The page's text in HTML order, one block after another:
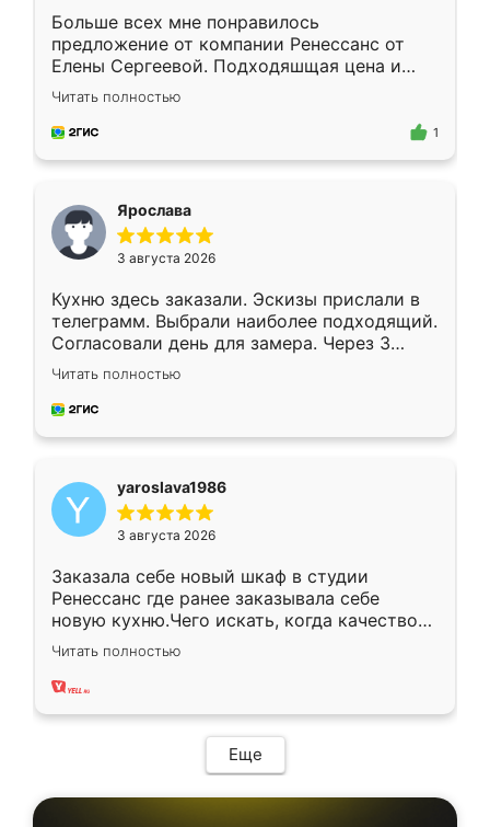
Больше всех мне понравилось
предложение от компании Ренессанс от
Елены Сергеевой. Подходяшщая цена и
короткие сроки изготовления. Приехавший
для замера сотрудник Владислав
предложил по моему эскизу самый
Читать полностью
1
Ярослава
3 августа 2026
Кухню здесь заказали. Эскизы прислали в
телеграмм. Выбрали наиболее подходящий.
Согласовали день для замера. Через 3
недели кухня была уже готова. Остались
довольны работой. Спасибо Ренессанс
мебель за качественную работу!
Читать полностью
yaroslava1986
3 августа 2026
Заказала себе новый шкаф в студии
Ренессанс где ранее заказывала себе
новую кухню.Чего искать, когда качеством
вполне довольна. Служит кухня уже почти
два года, нареканий нет.
Читать полностью
Еще